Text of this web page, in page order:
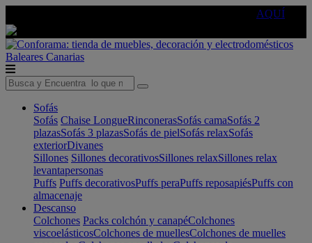
AQUÍ
Baleares Canarias
Sofás
Sofás Chaise LongueRinconerasSofás camaSofás 2
plazasSofás 3 plazasSofás de pielSofás relaxSofás
exteriorDivanes
Sillones Sillones decorativosSillones relaxSillones relax
levantapersonas
Puffs Puffs decorativosPuffs peraPuffs reposapiésPuffs con
almacenaje
Descanso
Colchones Packs colchón y canapéColchones
viscoelásticosColchones de muellesColchones de muelles